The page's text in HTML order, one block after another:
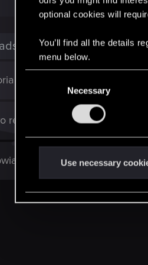
optional cookies will
You’ll find all the details
menu below.
e
l
Necessary
Use necessary
Podróży Alzura
reszta, to i koziek. Niedojrzałe
Piętnaście lat później